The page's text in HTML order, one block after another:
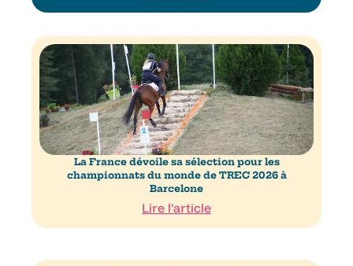
La France dévoile sa sélection pour les
championnats du monde de TREC 2026 à
Barcelone
Lire l'article